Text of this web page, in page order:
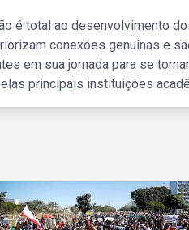
é total ao desenvolvimento
conexões genuínas e
em sua jornada para se
principais instituições